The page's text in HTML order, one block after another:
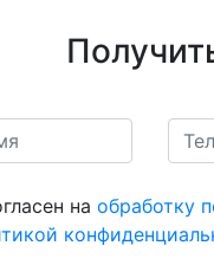
на обработку